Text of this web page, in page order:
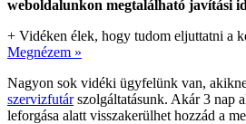
weboldalunkon megtalálható javítási
+ Vidéken élek, hogy tudom eljuttatni a
Megnézem »
Nagyon sok vidéki ügyfelünk van,
szervizfutárszolgáltatásunk. Akár 3 nap
leforgása alatt visszakerülhet hozzád a